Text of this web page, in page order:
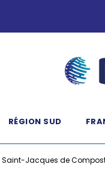
RÉGION SUD
Saint-Jacques de